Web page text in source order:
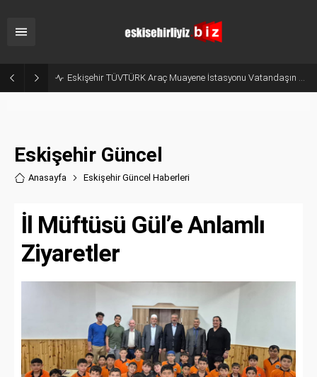
Odunpazarı Yaz Kur’an Kurslarında Değerler Eğitimi Seminerleri Düzenlendi
Eskişehir Güncel
Anasayfa Eskişehir Güncel Haberleri
İl Müftüsü Gül’e Anlamlı
Ziyaretler